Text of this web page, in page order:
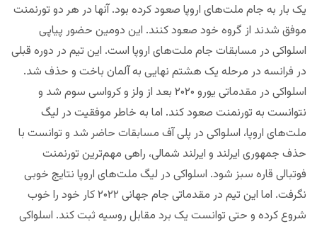
یک بار به جام ملت‌های اروپا صعود کرده بود. آنها در هر دو تورنمنت
موفق شدند از گروه خود صعود کنند. این دومین حضور پیاپی
اسلواکی در مسابقات جام ملت‌های اروپا است. این تیم در دوره قبلی
در فرانسه در مرحله یک هشتم نهایی به آلمان باخت و حذف شد.
اسلواکی در مقدماتی یورو ۲۰۲۰ بعد از ولز و کرواسی سوم شد و
نتوانست به تورنمنت صعود کند. اما به خاطر موفقیت در لیگ
ملت‌های اروپا، اسلواکی در پلی آف مسابقات حاضر شد و توانست با
حذف جمهوری ایرلند و ایرلند شمالی، راهی مهم‌ترین تورنمنت
فوتبالی قاره سبز شود. اسلواکی در لیگ ملت‌های اروپا نتایج خوبی
نگرفت. اما این تیم در مقدماتی جام جهانی ۲۰۲۲ کار خود را خوب
شروع کرده و حتی توانست یک برد مقابل روسیه ثبت کند. اسلواکی